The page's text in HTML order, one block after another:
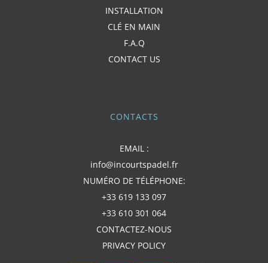
INSTALLATION
CLÉ EN MAIN
F.A.Q
CONTACT US
CONTACTS
EMAIL :
info@incourtspadel.fr
NUMÉRO DE TÉLÉPHONE:
+33 619 133 097
+33 610 301 064
CONTACTEZ-NOUS
PRIVACY POLICY